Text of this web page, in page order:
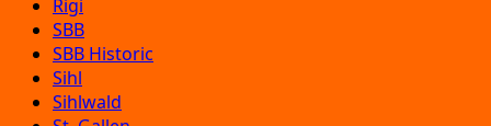
Rigi
SBB
SBB Historic
Sihl
Sihlwald